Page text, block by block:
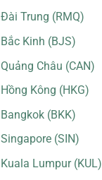
Đài Trung (RMQ)
Bắc Kinh (BJS)
Quảng Châu (CAN)
Hồng Kông (HKG)
Bangkok (BKK)
Singapore (SIN)
Kuala Lumpur (KUL)